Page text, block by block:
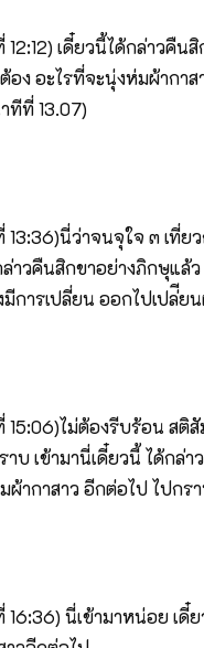
เดี๋ยวนี้ได้กล่าวคืนสิ
ง อะไรที่จะนุ่งห่มผ้ากา
ทีที่ 13.07)
นี่ว่าจนจุใจ ๓ เที่ยว
าวคืนสิกขาอย่างภิกษุแล้
การเปลี่ยน ออกไปเปล่ีย
ไม่ต้องรีบร้อน สติ
บ เข้ามานี่เดี๋ยวนี้ ได้กล่า
ากาสาว อีกต่อไป ไปกร
นี่เข้ามาหน่อย เดี๋ย